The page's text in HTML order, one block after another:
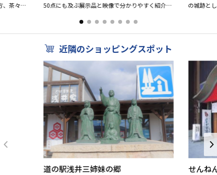
、茶々・
50点にも及ぶ展示品と映像で分かりやすく紹介。
たステンドグラスを配し...
の城跡と
近隣のショッピングスポット
道の駅浅井三姉妹の郷 せんね